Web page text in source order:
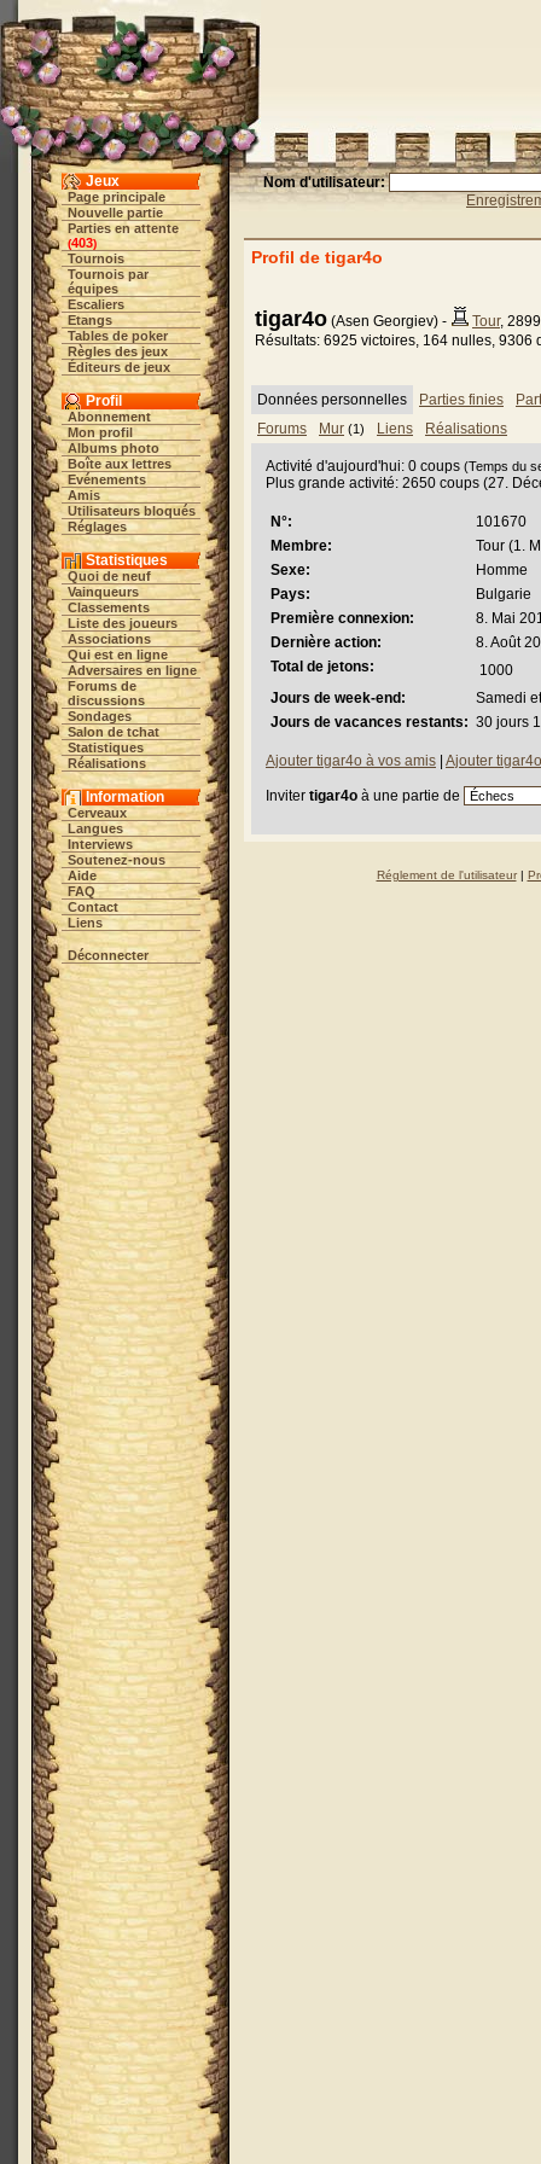
Jeux
Page principale
Nouvelle partie
Parties en attente
(403)
Tournois
Tournois par
équipes
Escaliers
Etangs
Tables de poker
Règles des jeux
Éditeurs de jeux
Profil
Abonnement
Mon profil
Albums photo
Boîte aux lettres
Evénements
Amis
Utilisateurs bloqués
Réglages
Statistiques
Quoi de neuf
Vainqueurs
Classements
Liste des joueurs
Associations
Qui est en ligne
Adversaires en ligne
Forums de
discussions
Sondages
Salon de tchat
Statistiques
Réalisations
Information
Cerveaux
Langues
Interviews
Soutenez-nous
Aide
FAQ
Contact
Liens
Déconnecter
Nom d'utilisateur:
Profil de tigar4o
tigar4o (Asen Georgiev) - Tour,
Résultats: 6925 victoires, 164 nulles, 9306
Données personnelles Parties finies
Forums
Mur (1) Liens Réalisations
Activité d'aujourd'hui: 0 coups (Temps du
Plus grande activité: 2650 coups (27.
N°:
101670
Membre:
Tour (1.
Sexe:
Homme
Pays:
Bulgarie
Première connexion:
8. Mai
Dernière action:
8. Août
Total de jetons:
1000
Jours de week-end:
Samedi
Jours de vacances restants: 30 jours
Ajouter tigar4o à vos amis Ajouter
Inviter tigar4o à une partie de
Réglement de l'utilisateur|